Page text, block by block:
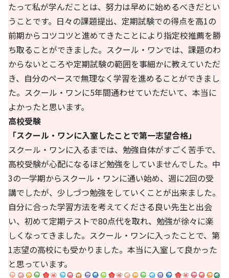
たって私が学んだことは、努力は早めに始めるべきだとい
うことです。日々の課題提出、定期試験での得点を高1の
前期からコツコツと進めてきたことにより指定校推薦を勝
ち取ることができました。スクール・ワンでは、課題のわ
からないところや定期試験の範囲を事細かに教えていただ
き、自分のペースで無理なく学習を進めることができまし
た。スクール・ワンに5年間通わせていただいて、本当に
よかったと思います。
高校受験
「スクール・ワンに入室したことで第一志望合格」
スクール・ワンに入るまでは、勉強自体がすごく苦手で、
高校受験が心配になるほど勉強をしていませんでした。中
3の一学期からスクール・ワンに通い始め、週に2回の受
講でしたが、少しづつ勉強をしていくことが出来ました。
自分に合った学習方法を考えてくださる良い先生と出会
い、初めて定期テストで80点代を取れ、勉強が徐々に楽
しくなってきました。スクール・ワンに入ったことで、第
1志望の高校にも受かりました。本当に入室して良かった
と思っています。